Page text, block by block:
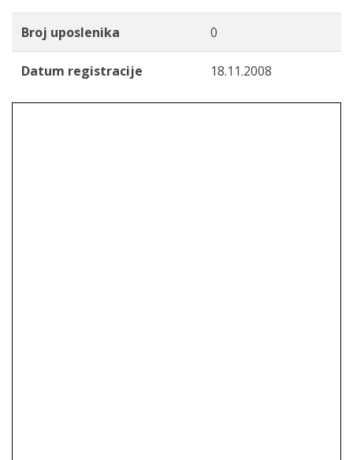
Broj uposlenika 0
Datum registracije 18.11.2008